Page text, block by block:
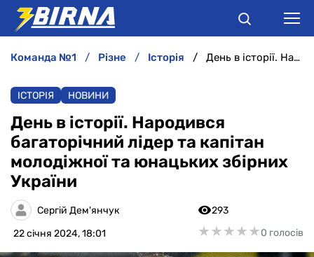
АНАЛІТИКА
ІНТЕРВ'Ю
РІЗНЕ
БУКМЕКЕРИ
команда №1 різне історія День в історії. Народився багаторічний лідер та капітан молодіжної та юнацьких збірних України
ІСТОРІЯ НОВИНИ
День в історії. Народився
багаторічний лідер та капітан
молодіжної та юнацьких збірних
України
Сергій Дем'янчук
22 січня 2024, 18:01
293
★★★★★
★★★★★0 голосів